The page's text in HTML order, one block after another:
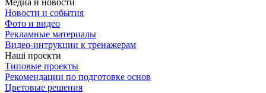
Медиа и новости
Новости и события
Фото и видео
Рекламные материалы
Видео-интрукции к тренажерам
Наші проєкти
Типовые проекты
Рекомендации по подготовке основ
Цветовые решения